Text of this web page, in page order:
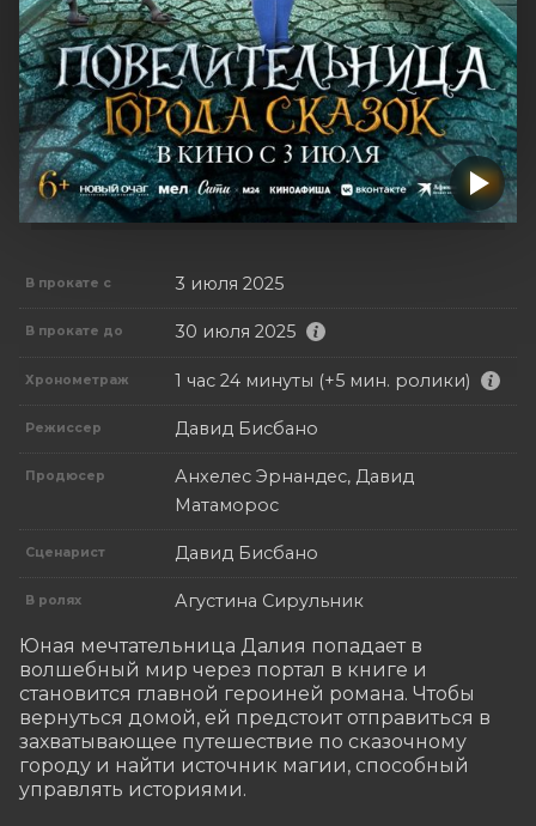
В прокате с 3 июля 2025
В прокате до 30 июля 2025
Хронометраж 1 час 24 минуты (+5 мин. ролики)
Режиссер Давид Бисбано
Продюсер
Анхелес Эрнандес, Давид
Матаморос
Сценарист Давид Бисбано
В ролях Агустина Сирульник
Юная мечтательница Далия попадает в
волшебный мир через портал в книге и
становится главной героиней романа. Чтобы
вернуться домой, ей предстоит отправиться в
захватывающее путешествие по сказочному
городу и найти источник магии, способный
управлять историями.